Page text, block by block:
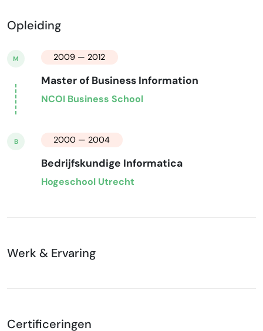
Opleiding
M 2009 — 2012
Master of Business Information
NCOI Business School
B 2000 — 2004
Bedrijfskundige Informatica
Hogeschool Utrecht
Werk & Ervaring
Certificeringen